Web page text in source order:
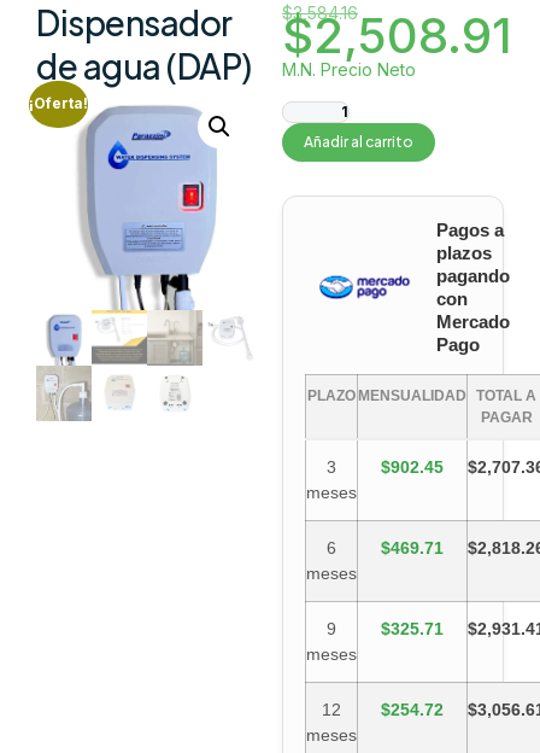
Dispensador
de agua (DAP)
¡Oferta!
$3,584.16
$2,508.91
M.N. Precio Neto
Añadir al carrito
Pagos a
plazos
pagando
con
Mercado
Pago
PLAZO MENSUALIDAD
TOTAL A
PAGAR
3
meses
$902.45
6
meses
$469.71
9
meses
$325.71
12
meses
$254.72